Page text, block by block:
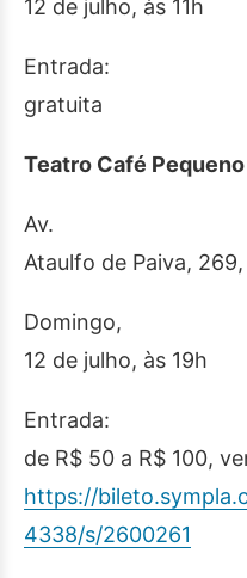
12 de julho, às 11h
Entrada:
gratuita
Teatro Café
Av.
Ataulfo de Paiva,
Domingo,
12 de julho, às 19h
Entrada:
de R$ 50 a R$ 100,
https://
4338/s/2600261